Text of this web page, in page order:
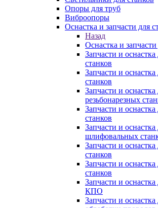
Опоры для труб
Виброопоры
Оснастка и запчасти для
Назад
Оснастка и запчасти
Запчасти и
станков
Запчасти и
станков
Запчасти и оснастка
резьбонарезных
Запчасти и
станков
Запчасти и оснастка
шлифовальных
Запчасти и
станков
Запчасти и
станков
Запчасти и
КПО
Запчасти и оснастка